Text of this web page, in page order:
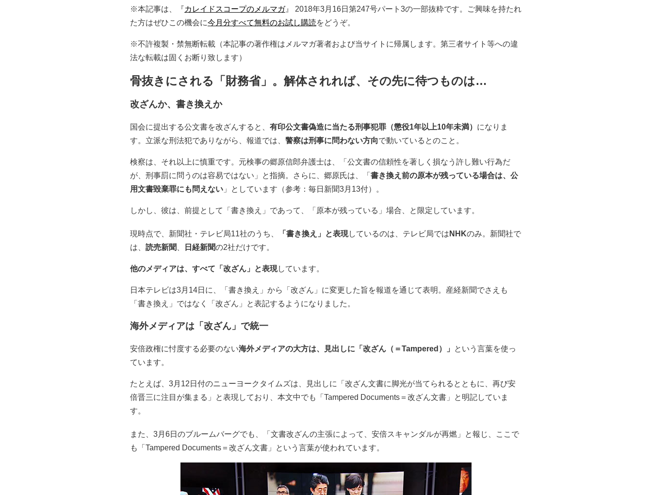
※本記事は、『カレイドスコープのメルマガ』 2018年3月16日第247号パート3の一部抜粋です。ご興味を持たれ
た方はぜひこの機会に今月分すべて無料のお試し購読をどうぞ。
※不許複製・禁無断転載（本記事の著作権はメルマガ著者および当サイトに帰属します。第三者サイト等への違
法な転載は固くお断り致します）
骨抜きにされる「財務省」。解体されれば、その先に待つものは…
改ざんか、書き換えか
国会に提出する公文書を改ざんすると、 有印公文書偽造に当たる刑事犯罪（懲役1年以上10年未満） になりま
す。立派な刑法犯でありながら、報道では、 警察は刑事に問わない方向で動いているとのこと。
検察は、それ以上に慎重です。元検事の郷原信郎弁護士は、「公文書の信頼性を著しく損なう許し難い行為だ
が、刑事罰に問うのは容易ではない」と指摘。さらに、郷原氏は、「 書き換え前の原本が残っている場合は、公
用文書毀棄罪にも問えない 」としています（参考：毎日新聞3月13付）。
しかし、彼は、前提として「書き換え」であって、「原本が残っている」場合、と限定しています。
現時点で、新聞社・テレビ局11社のうち、 「書き換え」と表現しているのは、テレビ局では NHKのみ。新聞社で
は、 読売新聞 日経新聞の2社だけです。
他のメディアは、すべて「改ざん」と表現しています。
日本テレビは3月14日に、「書き換え」から「改ざん」に変更した旨を報道を通じて表明。産経新聞でさえも
「書き換え」ではなく「改ざん」と表記するようになりました。
海外メディアは「改ざん」で統一
安倍政権に忖度する必要のない海外メディアの大方は、見出しに「改ざん（＝Tampered）」
という言葉を使っ
ています。
たとえば、3月12日付のニューヨークタイムズは、見出しに「改ざん文書に脚光が当てられるとともに、再び安
倍晋三に注目が集まる」と表現しており、本文中でも「Tampered Documents＝改ざん文書」と明記していま
す。
また、3月6日のブルームバーグでも、「文書改ざんの主張によって、安倍スキャンダルが再燃」と報じ、ここで
も「Tampered Documents＝改ざん文書」という言葉が使われています。